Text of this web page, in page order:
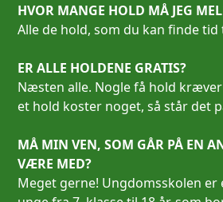
HVOR MANGE HOLD MÅ JEG
Alle de hold, som du kan finde tid
ER ALLE HOLDENE GRATIS?
Næsten alle. Nogle få hold
et hold koster noget, så står det
MÅ MIN VEN, SOM GÅR PÅ EN
VÆRE MED?
Meget gerne! Ungdomsskolen